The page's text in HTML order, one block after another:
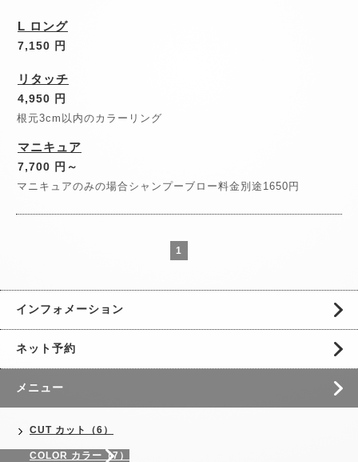
L ロング
7,150 円
リタッチ
4,950 円
根元3cm以内のカラーリング
マニキュア
7,700 円～
マニキュアのみの場合シャンプーブロー料金別途1650円
1
インフォメーション
ネット予約
メニュー
CUT カット（6）
COLOR カラー（7）